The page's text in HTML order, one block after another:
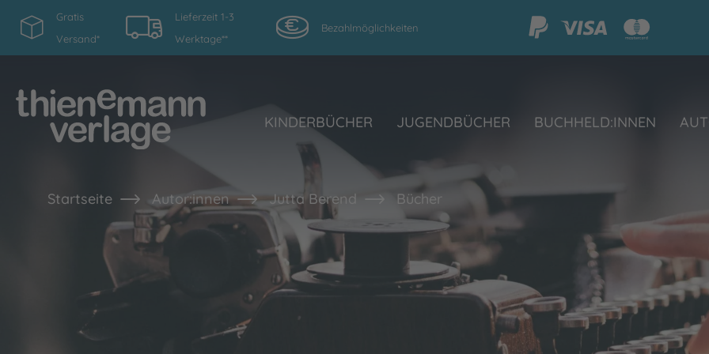
Gratis
Versand*
Lieferzeit 1-3
Werktage**
Bezahlmöglichkeiten
KINDERBÜCHER JUGENDBÜCHER BUCHHELD:INNEN
Startseite Autor:innen Jutta Berend Bücher